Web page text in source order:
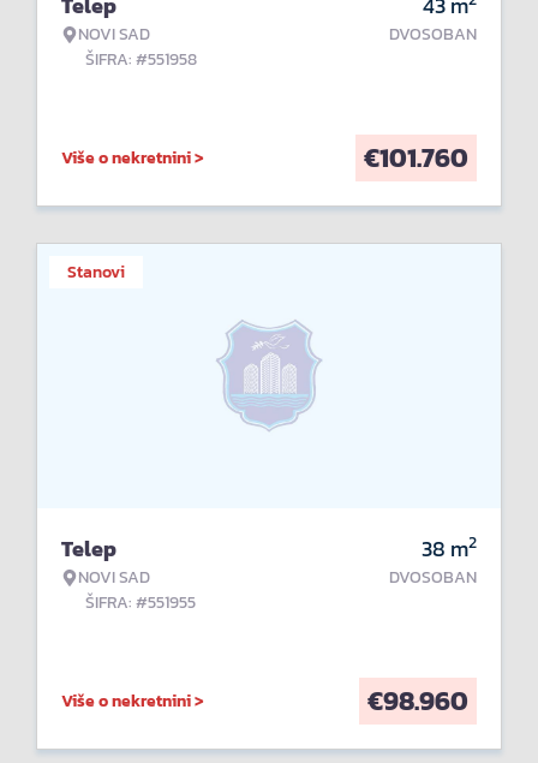
NOVI SAD
ŠIFRA: #551958
DVOSOBAN
Više o nekretnini > €101.760
Stanovi
Telep
NOVI SAD
ŠIFRA: #551955
38 m2
DVOSOBAN
Više o nekretnini > €98.960